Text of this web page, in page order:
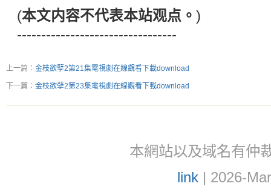
(本文内容不代表本站观点。 )
---------------------------------
上一篇： 金枝欲孽2第21集電視劇在線觀看下載download
下一篇： 金枝欲孽2第23集電視劇在線觀看下載download
本網站以及域名有仲
link| 2026-